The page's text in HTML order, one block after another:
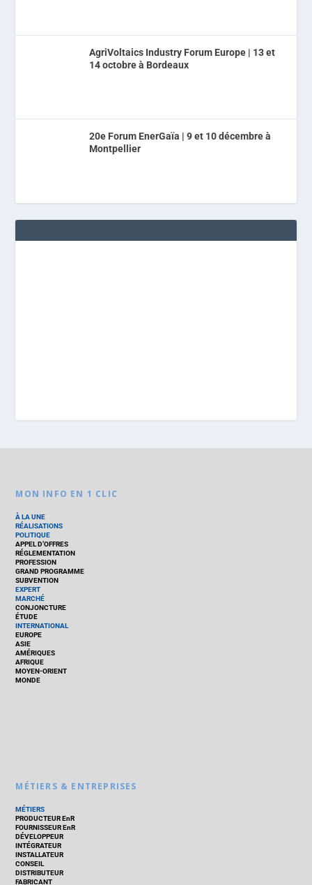
AgriVoltaics Industry Forum Europe | 13 et
14 octobre à Bordeaux
20e Forum EnerGaïa | 9 et 10 décembre à
Montpellier
MON INFO EN 1 CLIC
À LA UNE
RÉALISATIONS
POLITIQUE
APPEL D’OFFRES
RÉGLEMENTATION
PROFESSION
GRAND PROGRAMME
SUBVENTION
EXPERT
MARCHÉ
CONJONCTURE
ÉTUDE
INTERNATIONAL
EUROPE
ASIE
AMÉRIQUES
AFRIQUE
MOYEN-ORIENT
MONDE
MÉTIERS & ENTREPRISES
MÉTIERS
PRODUCTEUR EnR
FOURNISSEUR EnR
DÉVELOPPEUR
INTÉGRATEUR
INSTALLATEUR
CONSEIL
DISTRIBUTEUR
FABRICANT